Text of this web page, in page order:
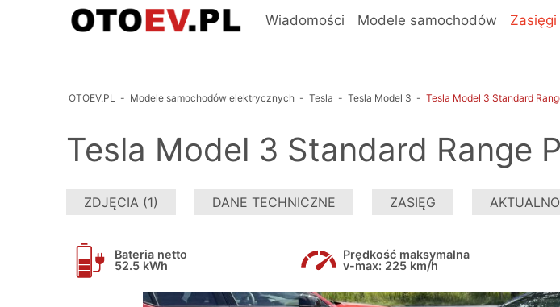
Wiadomości Modele samochodów Zasięgi
OTOEV.PL - Modele samochodów elektrycznych - Tesla - Tesla Model 3 - Tesla Model 3 Standard
Tesla Model 3 Standard Range
ZDJĘCIA (1) DANE TECHNICZNE ZASIĘG
Bateria netto
52.5 kWh
Prędkość maksymalna
v-max: 225 km/h